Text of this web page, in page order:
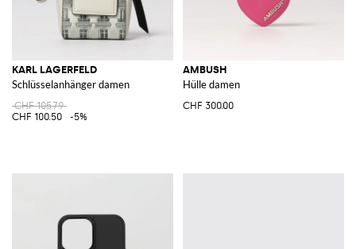
KARL LAGERFELD
Schlüsselanhänger damen
CHF 105.79
CHF 100.50
-5%
AMBUSH
Hülle damen
CHF 300.00